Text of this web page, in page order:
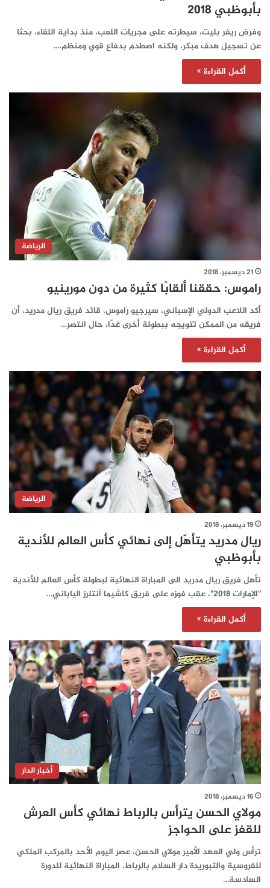
بأبوظبي 2018
وفرض ريفر بليت، سيطرته على مجريات اللعب، منذ بداية اللقاء، بحثا
عن تسجيل هدف مبكر، ولكنه اصطدم بدفاع قوي ومنظم،…
أكمل القراءة »
الرياضة
21 ديسمبر، 2018
راموس: حققنا ألقابًا كثيرة من دون مورينيو
أكد اللاعب الدولي الإسباني، سيرجيو راموس، قائد فريق ريال مدريد، أن
فريقه من الممكن تتويجه ببطولة أخرى غدًا، حال انتصر…
أكمل القراءة »
الرياضة
19 ديسمبر، 2018
ريال مدريد يتأهّل إلى نهائي كأس العالم للأندية
بأبوظبي
تأهل فريق ريال مدريد الى المباراة النهائية لبطولة كأس العالم للأندية
"الإمارات 2018"، عقب فوزه على فريق كاشيما آنتلرز الياباني…
أكمل القراءة »
أخبار الدار
16 ديسمبر، 2018
مولاي الحسن يترأس بالرباط نهائي كأس العرش
للقفز على الحواجز
ترأس ولي العهد الأمير مولاي الحسن، عصر اليوم الأحد بالمركب الملكي
للفروسية والتبوريدة دار السلام بالرباط، المباراة النهائية للدورة
السادسة…